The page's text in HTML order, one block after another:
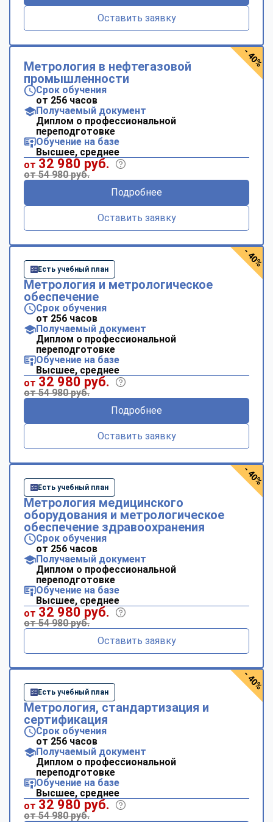
Оставить заявку
Метрология в нефтегазовой
промышленности
Срок обучения
от 256 часов
Получаемый документ
Диплом о профессиональной
переподготовке
Обучение на базе
Высшее, среднее
от 32 980 руб.
от 54 980 руб.
Подробнее
Оставить заявку
- 40%
Есть учебный план
Метрология и метрологическое
обеспечение
Срок обучения
от 256 часов
Получаемый документ
Диплом о профессиональной
переподготовке
Обучение на базе
Высшее, среднее
от 32 980 руб.
от 54 980 руб.
Подробнее
Оставить заявку
- 40%
Есть учебный план
Метрология медицинского
оборудования и метрологическое
обеспечение здравоохранения
Срок обучения
от 256 часов
Получаемый документ
Диплом о профессиональной
переподготовке
Обучение на базе
Высшее, среднее
от 32 980 руб.
от 54 980 руб.
Оставить заявку
- 40%
Есть учебный план
Метрология, стандартизация и
сертификация
Срок обучения
от 256 часов
Получаемый документ
Диплом о профессиональной
переподготовке
Обучение на базе
Высшее, среднее
от 32 980 руб.
от 54 980 руб.
- 40%